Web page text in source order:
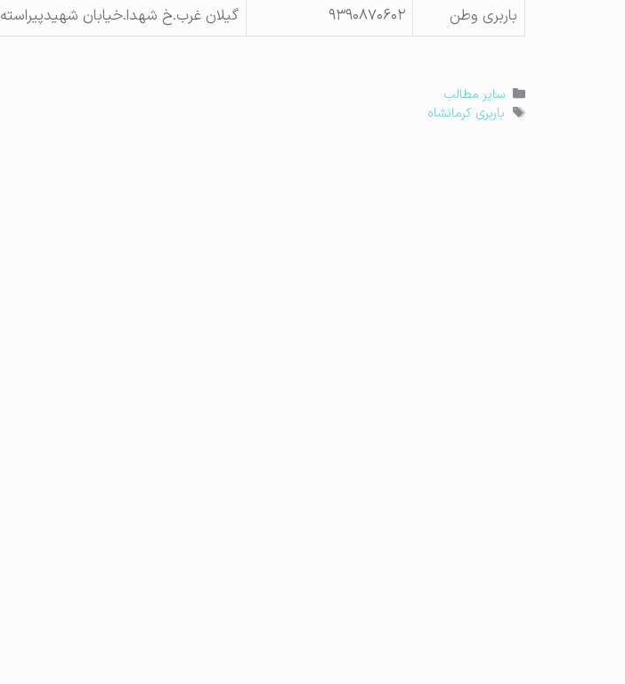
باربری وطن
۹۳۹۰۸۷۰۶۰۲ گیلان غرب.خ شهدا.خیابان شهیدپیراسته
دسته‌ها
سایر مطالب
برچسب‌ها
باربری کرمانشاه